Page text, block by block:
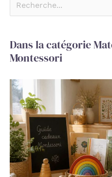
Dans la catégorie
Montessori